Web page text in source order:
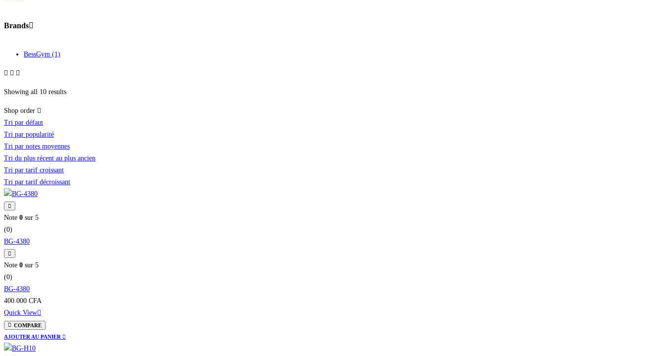
Brands
BessGym (1)
Showing all 10 results
Shop order
Tri par défaut
Tri par popularité
Tri par notes moyennes
Tri du plus récent au plus ancien
Tri par tarif croissant
Tri par tarif décroissant
Note 0 sur 5
(0)
BG-4380
Note 0 sur 5
(0)
BG-4380
400.000 CFA
Quick View
COMPARE
AJOUTER AU PANIER